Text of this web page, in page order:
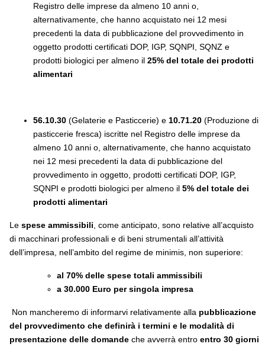
Registro delle imprese da almeno 10 anni o,
alternativamente, che hanno acquistato nei 12 mesi
precedenti la data di pubblicazione del provvedimento in
oggetto prodotti certificati DOP, IGP, SQNPI, SQNZ e
prodotti biologici per almeno il 25% del totale dei prodotti
alimentari
56.10.30 (Gelaterie e Pasticcerie) e 10.71.20 (Produzione di
pasticcerie fresca) iscritte nel Registro delle imprese da
almeno 10 anni o, alternativamente, che hanno acquistato
nei 12 mesi precedenti la data di pubblicazione del
provvedimento in oggetto, prodotti certificati DOP, IGP,
SQNPI e prodotti biologici per almeno il 5% del totale dei
prodotti alimentari
Le spese ammissibili , come anticipato, sono relative all’acquisto
di macchinari professionali e di beni strumentali all’attività
dell’impresa, nell’ambito del regime de minimis, non superiore:
al 70% delle spese totali ammissibili
a 30.000 Euro per singola impresa
Non mancheremo di informarvi relativamente alla pubblicazione
del provvedimento che definirà i termini e le modalità di
presentazione delle domande che avverrà entro entro 30 giorni